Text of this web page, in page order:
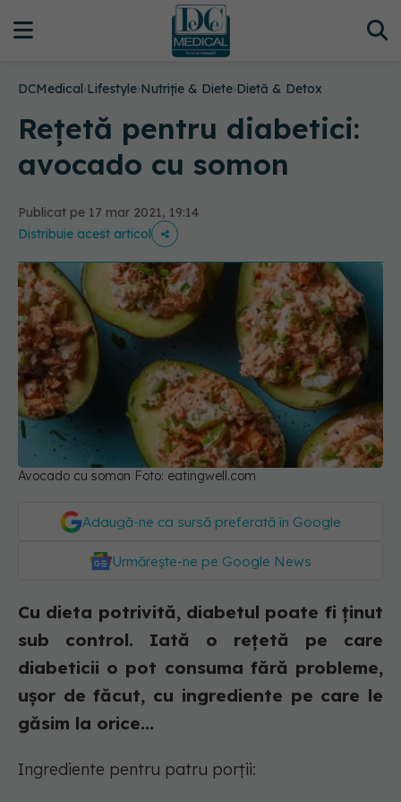
DCMedical›Lifestyle›Nutriție & Diete›Dietă & Detox
Rețetă pentru diabetici:
avocado cu somon
Publicat pe 17 mar 2021, 19:14
Distribuie acest articol
Avocado cu somon Foto: eatingwell.com
Adaugă-ne ca sursă preferată în Google
Urmărește-ne pe Google News
Cu dieta potrivită, diabetul poate fi ținut
sub control. Iată o rețetă pe care
diabeticii o pot consuma fără probleme,
ușor de făcut, cu ingrediente pe care le
găsim la orice...
Ingrediente pentru patru porții: